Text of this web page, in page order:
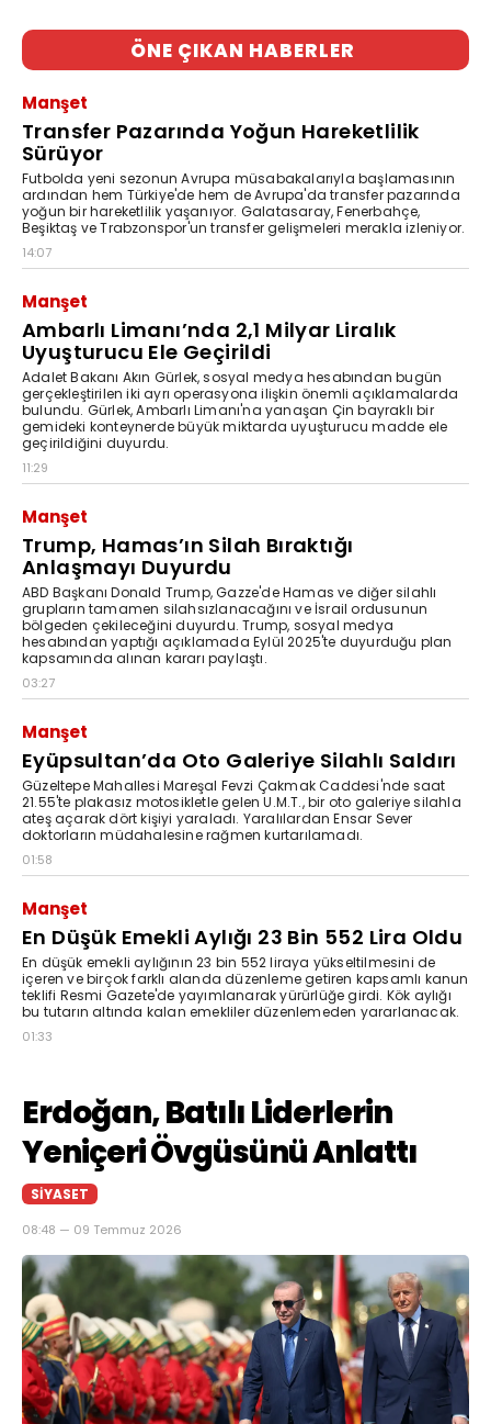
ÖNE ÇIKAN HABERLER
Manşet
Transfer Pazarında Yoğun Hareketlilik
Sürüyor
Futbolda yeni sezonun Avrupa müsabakalarıyla başlamasının
ardından hem Türkiye'de hem de Avrupa'da transfer pazarında
yoğun bir hareketlilik yaşanıyor. Galatasaray, Fenerbahçe,
Beşiktaş ve Trabzonspor'un transfer gelişmeleri merakla izleniyor.
14:07
Manşet
Ambarlı Limanı’nda 2,1 Milyar Liralık
Uyuşturucu Ele Geçirildi
Adalet Bakanı Akın Gürlek, sosyal medya hesabından bugün
gerçekleştirilen iki ayrı operasyona ilişkin önemli açıklamalarda
bulundu. Gürlek, Ambarlı Limanı'na yanaşan Çin bayraklı bir
gemideki konteynerde büyük miktarda uyuşturucu madde ele
geçirildiğini duyurdu.
11:29
Manşet
Trump, Hamas’ın Silah Bıraktığı
Anlaşmayı Duyurdu
ABD Başkanı Donald Trump, Gazze'de Hamas ve diğer silahlı
grupların tamamen silahsızlanacağını ve İsrail ordusunun
bölgeden çekileceğini duyurdu. Trump, sosyal medya
hesabından yaptığı açıklamada Eylül 2025'te duyurduğu plan
kapsamında alınan kararı paylaştı.
03:27
Manşet
Eyüpsultan’da Oto Galeriye Silahlı Saldırı
Güzeltepe Mahallesi Mareşal Fevzi Çakmak Caddesi'nde saat
21.55'te plakasız motosikletle gelen U.M.T., bir oto galeriye silahla
ateş açarak dört kişiyi yaraladı. Yaralılardan Ensar Sever
doktorların müdahalesine rağmen kurtarılamadı.
01:58
Manşet
En Düşük Emekli Aylığı 23 Bin 552 Lira Oldu
En düşük emekli aylığının 23 bin 552 liraya yükseltilmesini de
içeren ve birçok farklı alanda düzenleme getiren kapsamlı kanun
teklifi Resmi Gazete'de yayımlanarak yürürlüğe girdi. Kök aylığı
bu tutarın altında kalan emekliler düzenlemeden yararlanacak.
01:33